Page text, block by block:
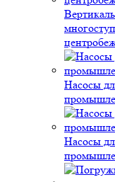
Насосы
Насосы